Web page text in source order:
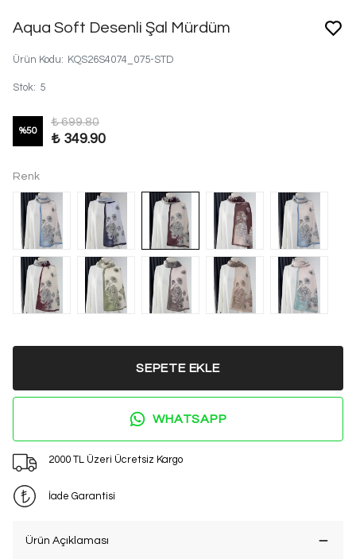
Aqua Soft Desenli Şal Mürdüm
Ürün Kodu: KQS26S4074_075-STD
Stok: 5
%50
₺ 699.80
₺ 349.90
Renk
SEPETE EKLE
WHATSAPP
2000 TL Üzeri Ücretsiz Kargo
İade Garantisi
Ürün Açıklaması